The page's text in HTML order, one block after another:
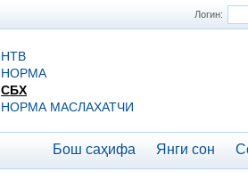
Логин:
НТВ
НОРМА
СБХ
НОРМА МАСЛАХАТЧИ
Бош саҳифа Янги сон